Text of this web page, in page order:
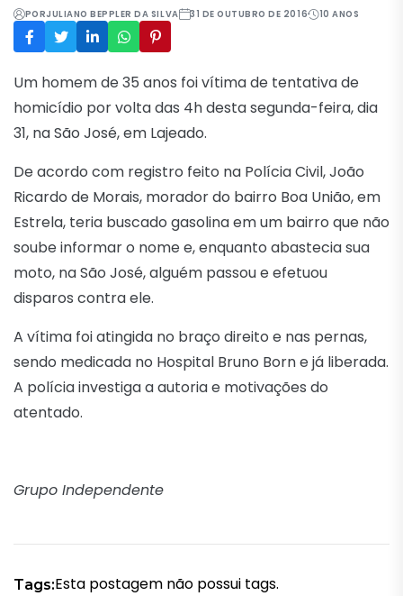
PORJULIANO BEPPLER DA SILVA 31 DE OUTUBRO DE 2016 10 ANOS
Um homem de 35 anos foi vítima de tentativa de
homicídio por volta das 4h desta segunda-feira, dia
31, na São José, em Lajeado.
De acordo com registro feito na Polícia Civil, João
Ricardo de Morais, morador do bairro Boa União, em
Estrela, teria buscado gasolina em um bairro que não
soube informar o nome e, enquanto abastecia sua
moto, na São José, alguém passou e efetuou
disparos contra ele.
A vítima foi atingida no braço direito e nas pernas,
sendo medicada no Hospital Bruno Born e já liberada.
A polícia investiga a autoria e motivações do
atentado.
Grupo Independente
Tags:Esta postagem não possui tags.